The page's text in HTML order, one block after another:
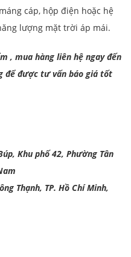
cáp, hộp điện hoặc hệ
lượng mặt trời áp mái.
, mua hàng liên hệ ngay đến
để được tư vấn báo giá tốt
Khu phố 42, Phường Tân
Thạnh, TP. Hồ Chí Minh,